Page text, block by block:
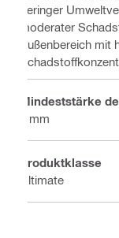
geringer
moderater
Außenbereich mit
Mindeststärke
8 mm
Produktklasse
Ultimate